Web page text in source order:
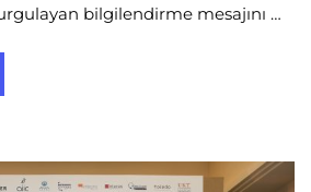
bilgilendirme mesajını …